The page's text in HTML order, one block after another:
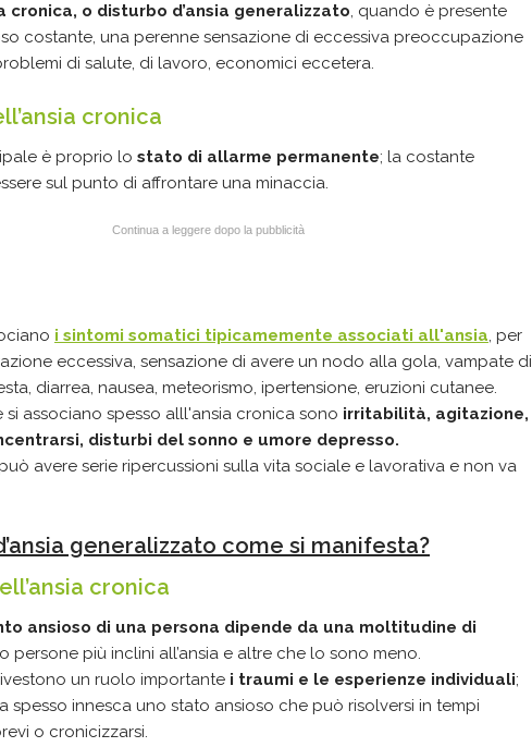
cronica, o disturbo d’ansia generalizzato, quando è presente
costante, una perenne sensazione di eccessiva preoccupazione
di salute, di lavoro, economici eccetera.
cronica
è proprio lo stato di allarme permanente; la costante
sul punto di affrontare una minaccia.
Continua a leggere dopo la pubblicità
i sintomi somatici tipicamemente associati all'ansia, per
eccessiva, sensazione di avere un nodo alla gola, vampate di
diarrea, nausea, meteorismo, ipertensione, eruzioni cutanee.
si associano spesso alll'ansia cronica sono irritabilità, agitazione,
disturbi del sonno e umore depresso.
può avere serie ripercussioni sulla vita sociale e lavorativa e non va
generalizzato come si manifesta?
cronica
ansioso di una persona dipende da una moltitudine di
persone più inclini all’ansia e altre che lo sono meno.
un ruolo importante i traumi e le esperienze individuali;
spesso innesca uno stato ansioso che può risolversi in tempi
o cronicizzarsi.